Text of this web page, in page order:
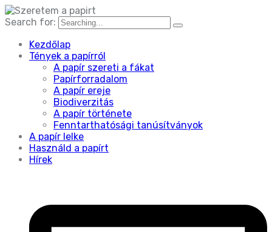
Search for:
Kezdőlap
Tények a papírról
A papír szereti a fákat
Papírforradalom
A papír ereje
Biodiverzitás
A papír története
Fenntarthatósági tanúsítványok
A papír lelke
Használd a papírt
Hírek